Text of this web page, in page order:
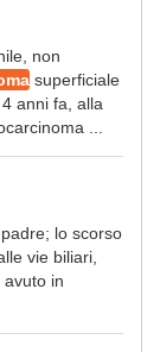
non
superficiale
anni fa, alla
...
lo scorso
vie biliari,
in